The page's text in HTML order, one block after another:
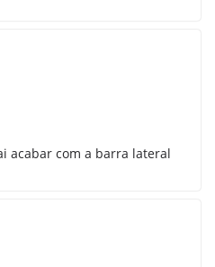
acabar com a barra lateral